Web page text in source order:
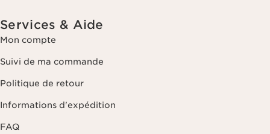
Services & Aide
Mon compte
Suivi de ma commande
Politique de retour
Informations d'expédition
FAQ